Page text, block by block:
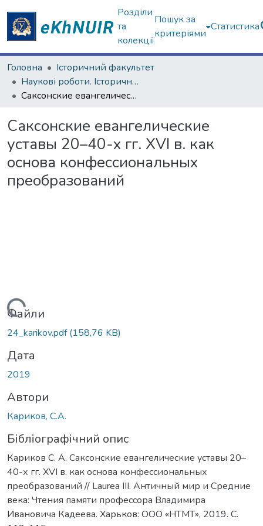
Розділи
та
колекції
Пошук за
критеріями
Статистика
Головна
Історичний факультет
Наукові роботи. Історичний факультет
Саксонские евангелические уставы 20–40-х гг. XVI в. как основа конфессиональных преобразований
Саксонские евангелические
уставы 20–40-х гг. XVI в. как
основа конфессиональных
преобразований
Вантажиться...
Файли
24_karikov.pdf(158,76 KB)
Дата
2019
Автори
Кариков, С.А.
Бібліографічний опис
Кариков С. А. Саксонские евангелические уставы 20–
40-х гг. XVI в. как основа конфессиональных
преобразований // Laurea III. Античный мир и Средние
века: Чтения памяти профессора Владимира
Ивановича Кадеева. Харьков: ООО «НТМТ», 2019. С.